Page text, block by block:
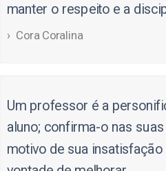
manter o respeito e a
Cora Coralina
Um professor é a
aluno; confirma-o nas
motivo de sua insatisfação